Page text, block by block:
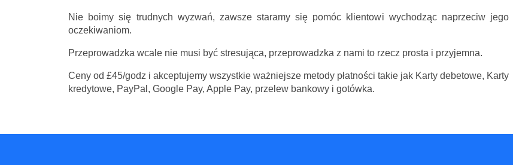
Nie boimy się trudnych wyzwań, zawsze staramy się pomóc klientowi wychodząc naprzeciw jego
oczekiwaniom.
Przeprowadzka wcale nie musi być stresująca, przeprowadzka z nami to rzecz prosta i przyjemna.
Ceny od £45/godz i akceptujemy wszystkie ważniejsze metody płatności takie jak Karty debetowe, Karty
kredytowe, PayPal, Google Pay, Apple Pay, przelew bankowy i gotówka.